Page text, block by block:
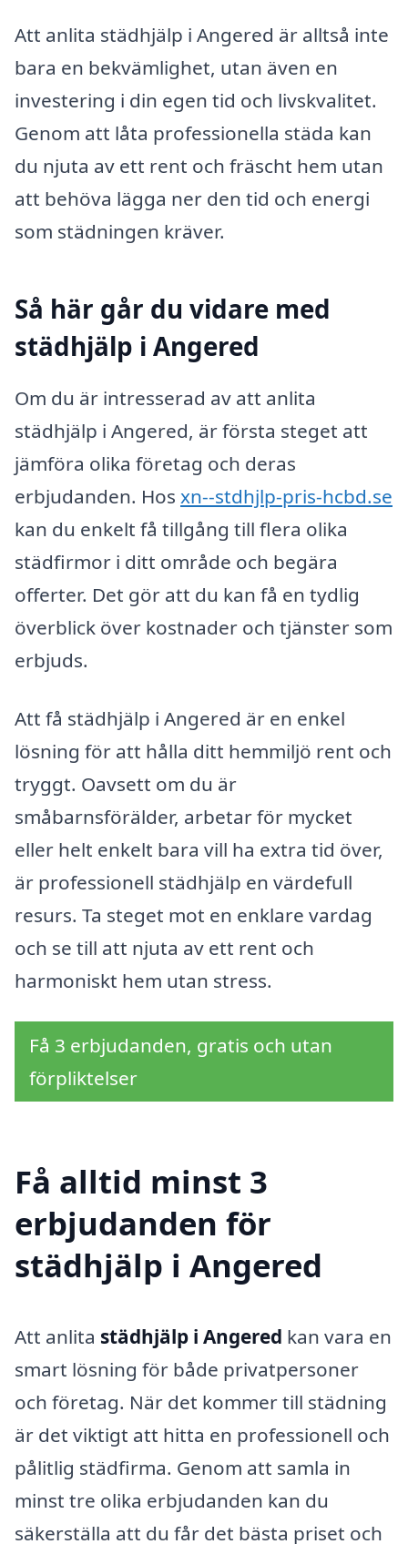
Att anlita städhjälp i Angered är alltså inte
bara en bekvämlighet, utan även en
investering i din egen tid och livskvalitet.
Genom att låta professionella städa kan
du njuta av ett rent och fräscht hem utan
att behöva lägga ner den tid och energi
som städningen kräver.
Så här går du vidare med
städhjälp i Angered
Om du är intresserad av att anlita
städhjälp i Angered, är första steget att
jämföra olika företag och deras
erbjudanden. Hos xn--stdhjlp-pris-hcbd.se
kan du enkelt få tillgång till flera olika
städfirmor i ditt område och begära
offerter. Det gör att du kan få en tydlig
överblick över kostnader och tjänster som
erbjuds.
Att få städhjälp i Angered är en enkel
lösning för att hålla ditt hemmiljö rent och
tryggt. Oavsett om du är
småbarnsförälder, arbetar för mycket
eller helt enkelt bara vill ha extra tid över,
är professionell städhjälp en värdefull
resurs. Ta steget mot en enklare vardag
och se till att njuta av ett rent och
harmoniskt hem utan stress.
Få 3 erbjudanden, gratis och utan
förpliktelser
Få alltid minst 3
erbjudanden för
städhjälp i Angered
Att anlita städhjälp i Angered kan vara en
smart lösning för både privatpersoner
och företag. När det kommer till städning
är det viktigt att hitta en professionell och
pålitlig städfirma. Genom att samla in
minst tre olika erbjudanden kan du
säkerställa att du får det bästa priset och